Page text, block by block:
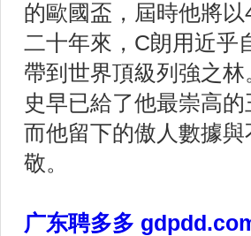
的歐國盃，屆時他將
二十年來，C朗用近乎
帶到世界頂級列強之
史早已給了他最崇高
而他留下的傲人數據
敬。
广东聘多多